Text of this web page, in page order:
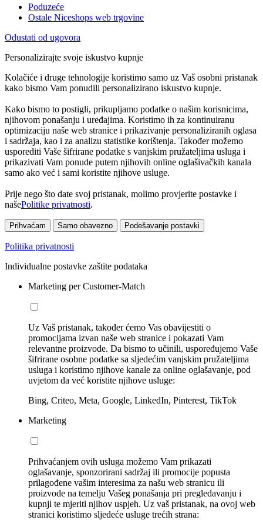
Poduzeće
Ostale Niceshops web trgovine
Odustati od ugovora
Personalizirajte svoje iskustvo kupnje
Kolačiće i druge tehnologije koristimo samo uz Vaš osobni pristanak
kako bismo Vam ponudili personalizirano iskustvo kupnje.
Kako bismo to postigli, prikupljamo podatke o našim korisnicima,
njihovom ponašanju i uređajima. Koristimo ih za kontinuiranu
optimizaciju naše web stranice i prikazivanje personaliziranih oglasa
i sadržaja, kao i za analizu statistike korištenja. Također možemo
usporediti Vaše šifrirane podatke s vanjskim pružateljima usluga i
prikazivati Vam ponude putem njihovih online oglašivačkih kanala
samo ako već i sami koristite njihove usluge.
Prije nego što date svoj pristanak, molimo provjerite postavke i
našePolitike privatnosti.
Prihvaćam Samo obavezno Podešavanje postavki
Politika privatnosti
Individualne postavke zaštite podataka
Marketing per Customer-Match
Uz Vaš pristanak, također ćemo Vas obavijestiti o
promocijama izvan naše web stranice i pokazati Vam
relevantne proizvode. Da bismo to učinili, uspoređujemo Vaše
šifrirane osobne podatke sa sljedećim vanjskim pružateljima
usluga i koristimo njihove kanale za online oglašavanje, pod
uvjetom da već koristite njihove usluge:
Bing, Criteo, Meta, Google, LinkedIn, Pinterest, TikTok
Marketing
Prihvaćanjem ovih usluga možemo Vam prikazati
oglašavanje, sponzorirani sadržaj ili promocije popusta
prilagođene vašim interesima za našu web stranicu ili
proizvode na temelju Vašeg ponašanja pri pregledavanju i
kupnji te mjeriti njihov uspjeh. Uz vaš pristanak, na ovoj web
stranici koristimo sljedeće usluge trećih strana: